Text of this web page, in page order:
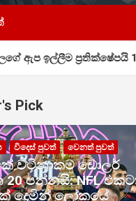
18 දක්වා
Pick
විදෙස් පුවත් වෙනත් පුවත්
වටිනාකම ඩොලර්
පන්නයි: NFL
දෙමින් ලෝකයේ